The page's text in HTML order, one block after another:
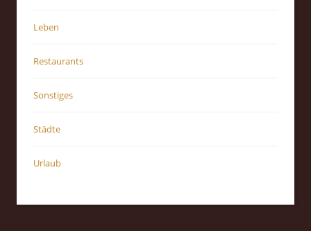
Leben
Restaurants
Sonstiges
Städte
Urlaub